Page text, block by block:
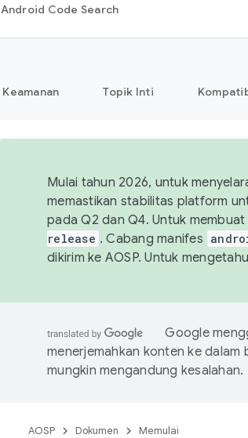
Android Code Search
Keamanan Topik Inti
Mulai tahun 2026, untuk
memastikan stabilitas platform
pada Q2 dan Q4. Untuk
release . Cabang manifes
dikirim ke AOSP. Untuk
Google
menerjemahkan konten ke dalam
mungkin mengandung kesalahan.
AOSP Dokumen Memulai